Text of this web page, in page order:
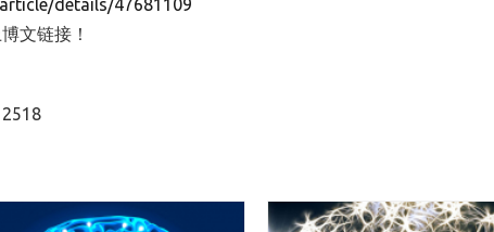
details/47681109
文链接！